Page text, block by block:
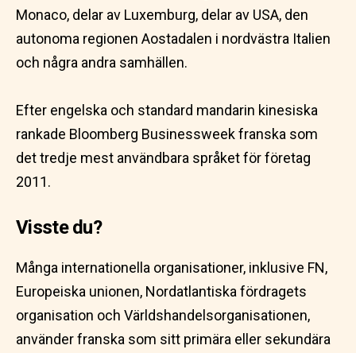
Monaco, delar av Luxemburg, delar av USA, den
autonoma regionen Aostadalen i nordvästra Italien
och några andra samhällen.
Efter engelska och standard mandarin kinesiska
rankade Bloomberg Businessweek franska som
det tredje mest användbara språket för företag
2011.
Visste du?
Många internationella organisationer, inklusive FN,
Europeiska unionen, Nordatlantiska fördragets
organisation och Världshandelsorganisationen,
använder franska som sitt primära eller sekundära